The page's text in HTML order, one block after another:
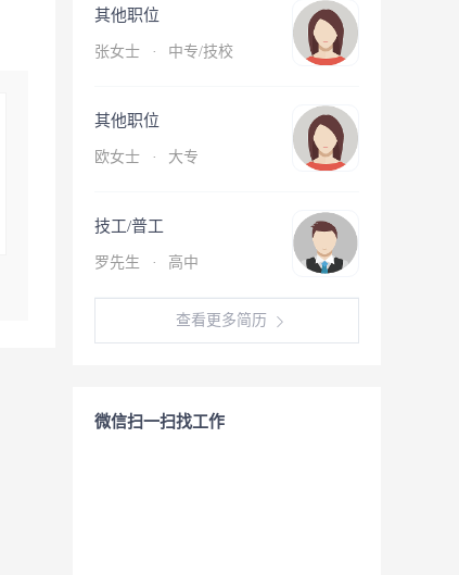
其他职位
张女士 · 中专/技校
其他职位
欧女士 · 大专
技工/普工
罗先生 · 高中
查看更多简历
微信扫一扫找工作